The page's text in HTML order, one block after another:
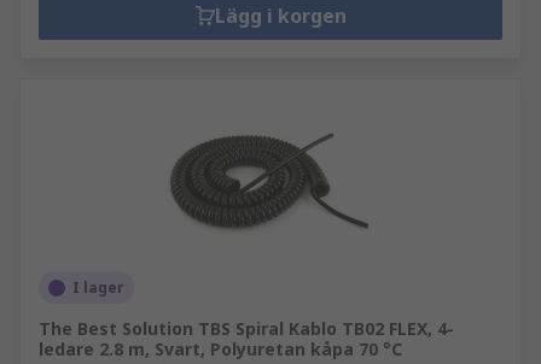
Lägg i korgen
I lager
The Best Solution TBS Spiral Kablo TB02 FLEX, 4-
ledare 2.8 m, Svart, Polyuretan kåpa 70 °C